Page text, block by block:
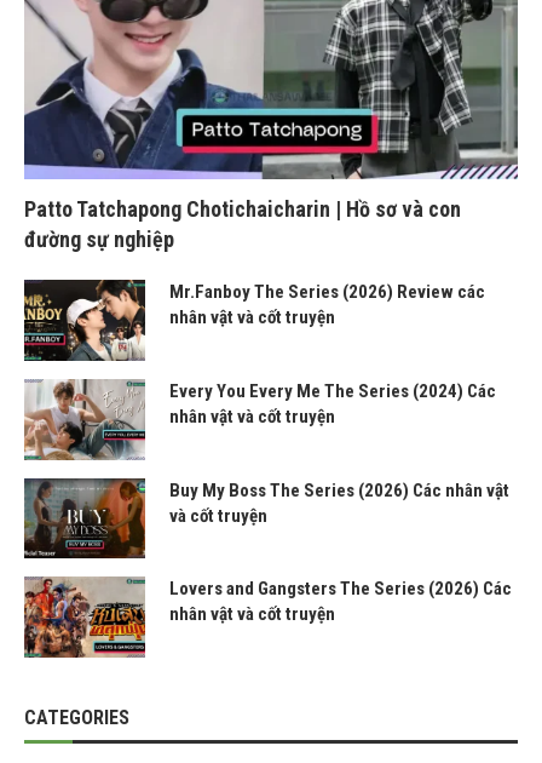
Patto Tatchapong Chotichaicharin | Hồ sơ và con
đường sự nghiệp
Mr.Fanboy The Series (2026) Review các
nhân vật và cốt truyện
Every You Every Me The Series (2024) Các
nhân vật và cốt truyện
Buy My Boss The Series (2026) Các nhân vật
và cốt truyện
Lovers and Gangsters The Series (2026) Các
nhân vật và cốt truyện
CATEGORIES